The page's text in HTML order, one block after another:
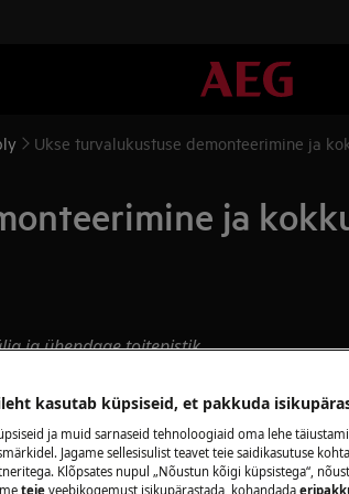
Ukse turvalukustuse demonteerimine ja
ja
ja ühendage toitepistik
seadmete jaoks on selle
kasutab küpsiseid, et pakkuda
ja muid sarnaseid tehnoloogiaid oma lehe
Jagame sellesisulist teavet teie saidikasutuse
Klõpsates nupul „Nõustun kõigi küpsistega“,
teie veebikogemust isikupärastada, kohandada